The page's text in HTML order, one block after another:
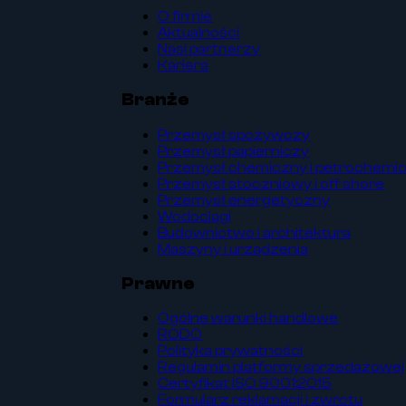
O firmie
Aktualności
Nasi partnerzy
Kariera
Branże
Przemysł spożywczy
Przemysł papierniczy
Przemysł chemiczny i
Przemysł stoczniowy i off shore
Przemysł energetyczny
Wodociągi
Budownictwo i architektura
Maszyny i urządzenia
Prawne
Ogólne warunki handlowe
RODO
Polityka prywatności
Regulamin platformy sprzedażowej
Certyfikat ISO 9001:2015
Formularz reklamacji i zwrotu